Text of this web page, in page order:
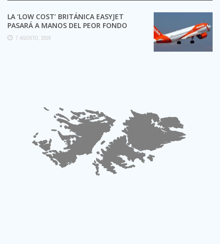
LA ‘LOW COST’ BRITÁNICA EASYJET
PASARÁ A MANOS DEL PEOR FONDO
POSIBLE:
7 AGOSTO, 2026